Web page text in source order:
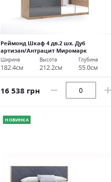
Реймонд Шкаф 4 дв.2 шх. Дуб
артизан/Антрацит Миромарк
Ширина
182.4см
Высота
212.2см
Глубина
55.0см
16 538 грн
НОВИНКА